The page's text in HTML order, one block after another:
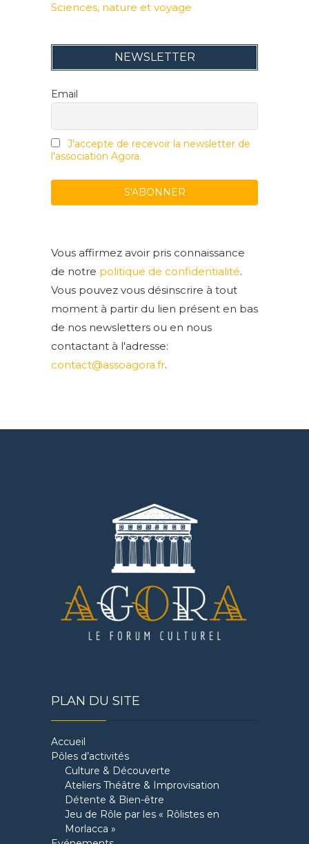
Sciences, nature et voyage
NEWSLETTER
Email
J'accepte de recevoir la newsletter de
l'association Agora.
Vous affirmez avoir pris connaissance
de notre politique de confidentialité.
Vous pouvez vous désinscrire à tout
moment à partir du lien présent en bas
de nos newsletters ou en nous
contactant à l'adresse:
contact@assoagora.fr.
PLAN DU SITE
Accueil
Pôles d’activités
Culture & Découverte
Ateliers Théâtre & Improvisation
Détente & Bien-être
Jeu de Rôle par les « Rôlistes en
Morlacca »